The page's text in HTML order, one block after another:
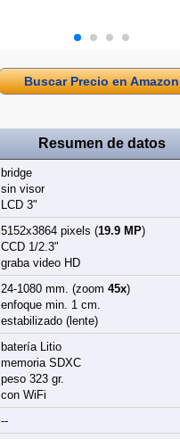
Buscar Precio en Amazon
Resumen de datos
bridge
sin visor
LCD 3"
5152x3864 pixels (19.9 MP)
CCD 1/2.3"
graba video HD
24-1080 mm. (zoom 45x)
enfoque min. 1 cm.
estabilizado (lente)
batería Litio
memoria SDXC
peso 323 gr.
con WiFi
--